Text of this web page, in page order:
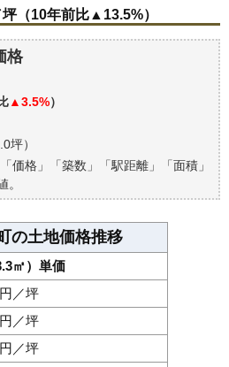
う
過去の売買事例
予想から検討しよう
不動産が買える？
（10年前比▲13.5%）
格
▲3.5%）
坪）
価格」「築数」「駅距離」「面積」
。
の土地価格推移
㎡）単価
／坪
／坪
／坪